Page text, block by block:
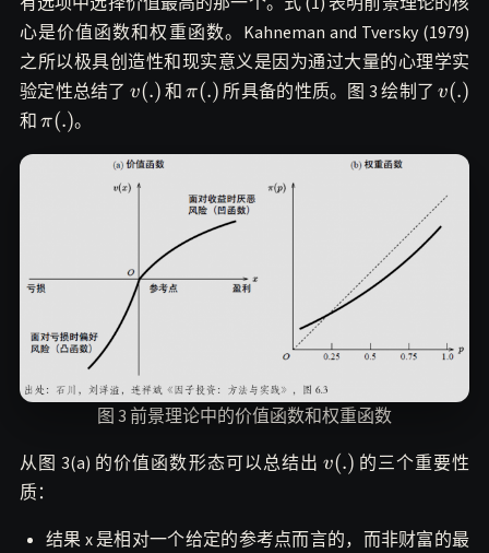
心是价值函数和权重函数。Kahneman and Tversky (1979)
之所以极具创造性和现实意义是因为通过大量的心理学实
验定性总结了 v(.)
v(.)和\pi(.)
π(.)所具备的性质。图 3 绘制了v(.)
v(.)
和\pi(.)
π(.)。
图 3 前景理论中的价值函数和权重函数
从图 3(a) 的价值函数形态可以总结出 v(.)
v(.) 的三个重要性
质：
结果 x 是相对一个给定的参考点而言的，而非财富的最